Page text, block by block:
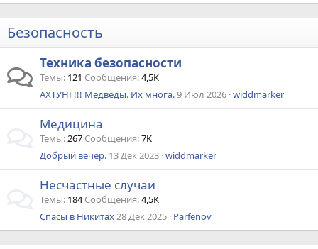
Безопасность
Техника безопасности
Темы 121 Сообщения 4,5K
АХТУНГ!!! Медведы. Их многа.9 Июл 2026 widdmarker
Медицина
Темы 267 Сообщения 7K
Добрый вечер. 13 Дек 2023 widdmarker
Несчастные случаи
Темы 184 Сообщения 4,5K
Спасы в Никитах28 Дек 2025 Parfenov